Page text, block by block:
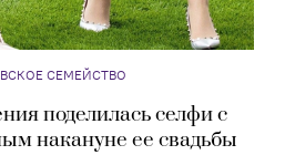
СЕМЕЙСТВО
поделилась селфи с
накануне ее свадьбы